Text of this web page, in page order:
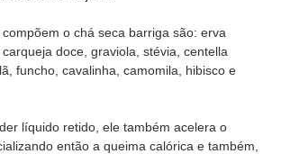
o chá seca barriga são: erva
doce, graviola, stévia, centella
funcho, cavalinha, camomila, hibisco e
líquido retido, ele também acelera o
então a queima calórica e também,